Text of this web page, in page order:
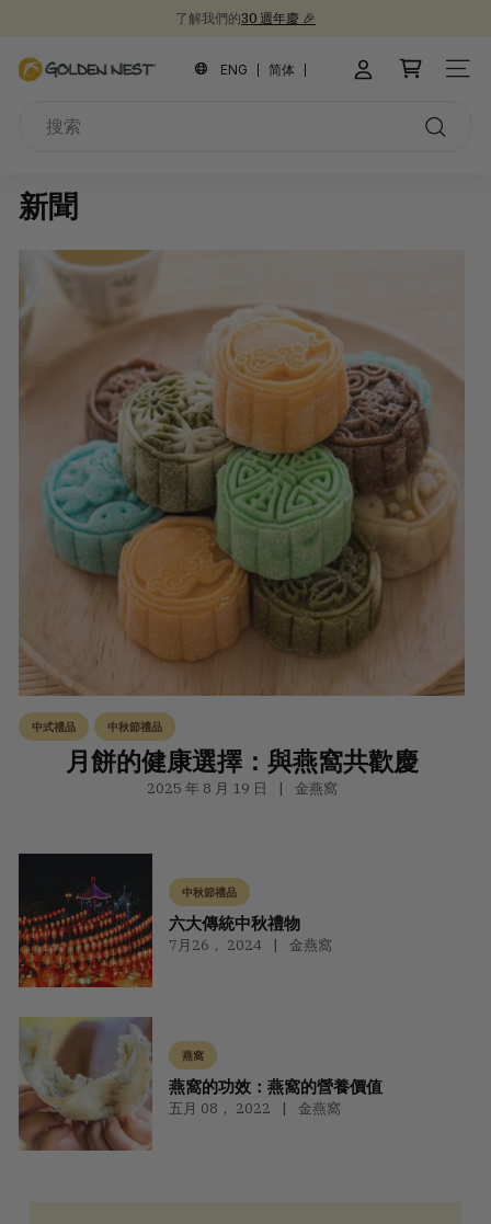
停
了解我們的30 週年慶 🎉
金
ENG 简体 網站
新聞
中式禮品 中秋節禮品
月餅的健康選擇：與燕窩共歡慶
2025 年 8 月 19 日 金燕窩
中秋節禮品
六大傳統中秋禮物
7月26， 2024 金燕窩
燕窩
燕窩的功效：燕窩的營養價值
五月 08， 2022 金燕窩